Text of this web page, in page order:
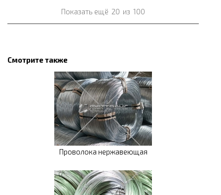
Показать ещё 20 из 100
Смотрите также
Проволока нержавеющая